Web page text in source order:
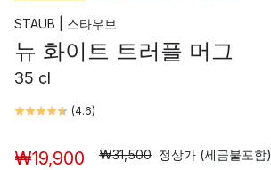
STAUB | 스타우브
뉴 화이트 트러플 머그
35 cl
(4.6)
₩19,900 ₩31,500 정상가 (세금불포함)